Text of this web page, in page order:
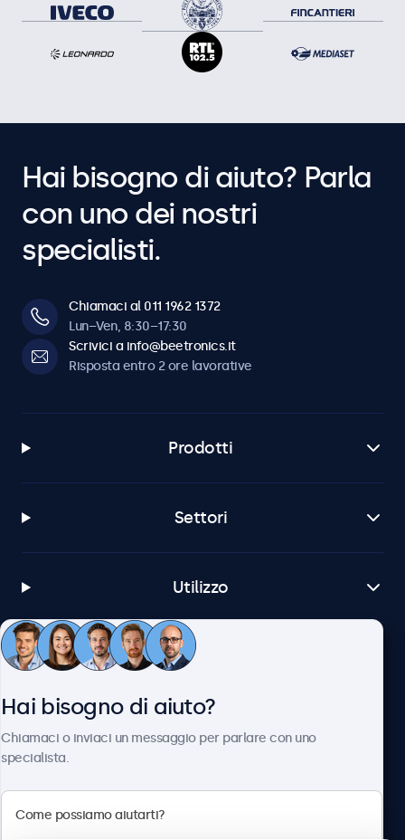
Hai bisogno di aiuto? Parla
con uno dei nostri
specialisti.
Chiamaci al 011 1962 1372
Lun–Ven, 8:30–17:30
Scrivici a info@beetronics.it
Risposta entro 2 ore lavorative
Prodotti
Settori
Utilizzo
Servizio Clienti
Hai bisogno di aiuto?
Chiamaci o inviaci un messaggio per parlare con uno
specialista.